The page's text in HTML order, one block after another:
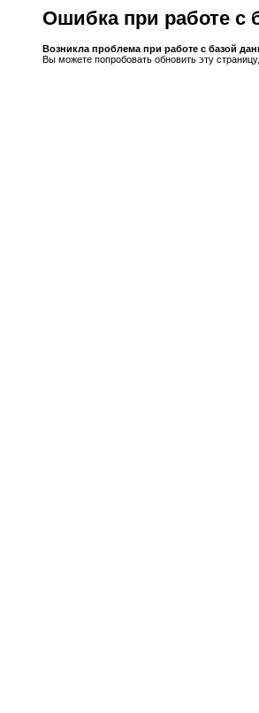
Ошибка при работе с
Возникла проблема при работе с базой
Вы можете попробовать обновить эту